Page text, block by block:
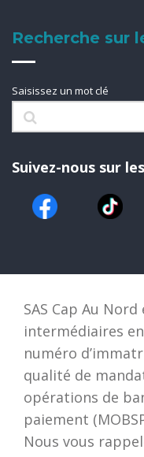
Recherche sur
Saisissez un mot clé
Suivez-nous sur
SAS Cap Au
intermédiaires en
numéro
qualité de
opérations de
paiement
Nous vous